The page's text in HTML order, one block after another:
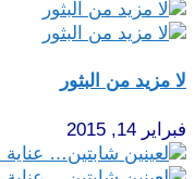
لا مزيد من البثور
فبراير 14, 2015